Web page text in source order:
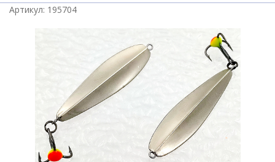
Артикул: 195704